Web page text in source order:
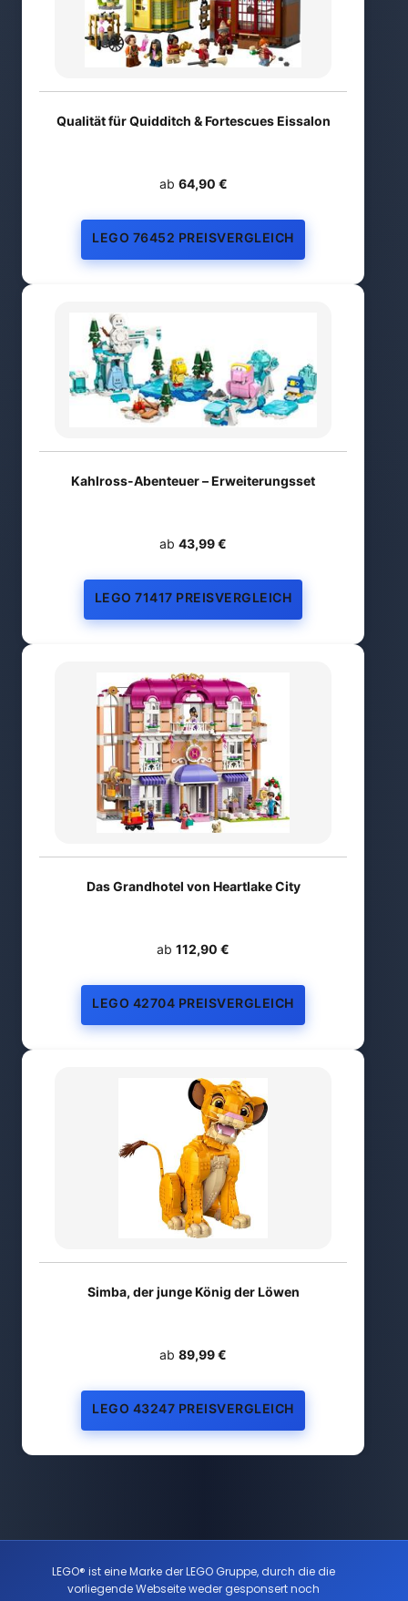
Qualität für Quidditch & Fortescues Eissalon
ab 64,90 €
LEGO 76452 PREISVERGLEICH
Kahlross-Abenteuer – Erweiterungsset
ab 43,99 €
LEGO 71417 PREISVERGLEICH
Das Grandhotel von Heartlake City
ab 112,90 €
LEGO 42704 PREISVERGLEICH
Simba, der junge König der Löwen
ab 89,99 €
LEGO 43247 PREISVERGLEICH
LEGO® ist eine Marke der LEGO Gruppe, durch die die
vorliegende Webseite weder gesponsert noch